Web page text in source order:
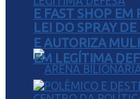
E FAST SHOP EM
LEI DO SPRAY
E AUTORIZA
EM LEGÍTIMA